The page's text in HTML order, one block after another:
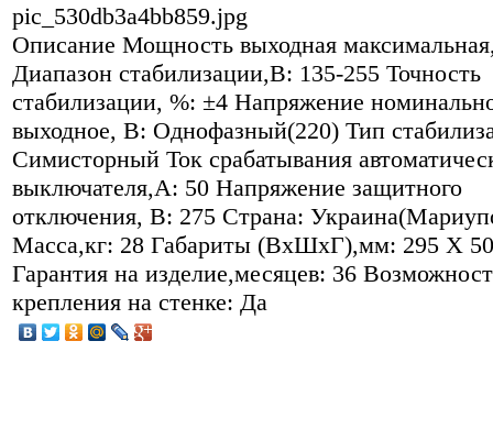
pic_530db3a4bb859.jpg
Описание Мощность выходная
Диапазон стабилизации,В: 135-255 Точность
стабилизации, %: ±4 Напряжение
выходное, В: Однофазный(220) Тип
Симисторный Ток срабатывания
выключателя,А: 50 Напряжение защитного
отключения, В: 275 Страна:
Масса,кг: 28 Габариты (ВхШхГ),мм: 295 X
Гарантия на изделие,месяцев: 36
крепления на стенке: Да